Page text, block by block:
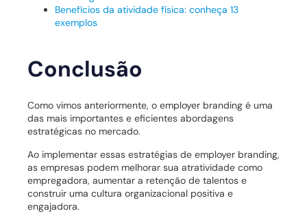
Benefícios da atividade física: conheça 13
exemplos
Conclusão
Como vimos anteriormente, o employer branding é uma
das mais importantes e eficientes abordagens
estratégicas no mercado.
Ao implementar essas estratégias de employer branding,
as empresas podem melhorar sua atratividade como
empregadora, aumentar a retenção de talentos e
construir uma cultura organizacional positiva e
engajadora.